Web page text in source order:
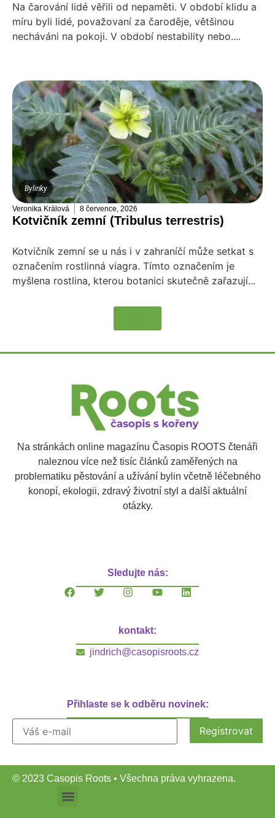
Na čarování lidé věřili od nepaměti. V období klidu a
míru byli lidé, považovaní za čaroděje, většinou
necháváni na pokoji. V období nestability nebo....
Bylinky
Veronika Králová 8 července, 2026
Kotvičník zemní (Tribulus terrestris)
Kotvičník zemní se u nás i v zahraníčí může setkat s
označením rostlinná viagra. Tímto označením je
myšlena rostlina, kterou botanici skutečně zařazují...
Na stránkách online magazínu Časopis ROOTS čtenáři
naleznou více než tisíc článků zaměřených na
problematiku pěstování a užívání bylin včetně léčebného
konopí, ekologii, zdravý životní styl a další aktuální
otázky.
Sledujte nás:
kontakt:
jindrich@casopisroots.cz
Přihlaste se k odběru novinek:
© 2023 Casopis Roots • Všechna práva vyhrazena.